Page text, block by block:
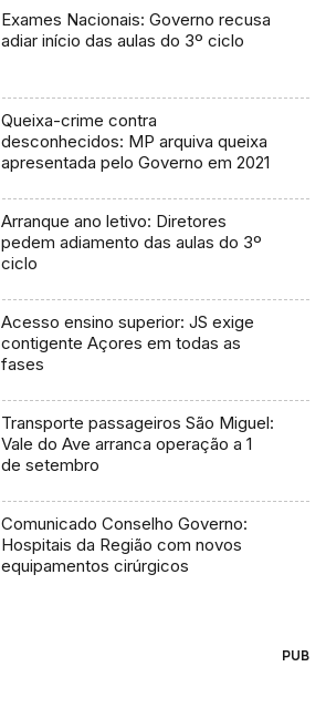
Exames Nacionais: Governo recusa
adiar início das aulas do 3º ciclo
Queixa-crime contra
desconhecidos: MP arquiva queixa
apresentada pelo Governo em 2021
Arranque ano letivo: Diretores
pedem adiamento das aulas do 3º
ciclo
Acesso ensino superior: JS exige
contigente Açores em todas as
fases
Transporte passageiros São Miguel:
Vale do Ave arranca operação a 1
de setembro
Comunicado Conselho Governo:
Hospitais da Região com novos
equipamentos cirúrgicos
PUB